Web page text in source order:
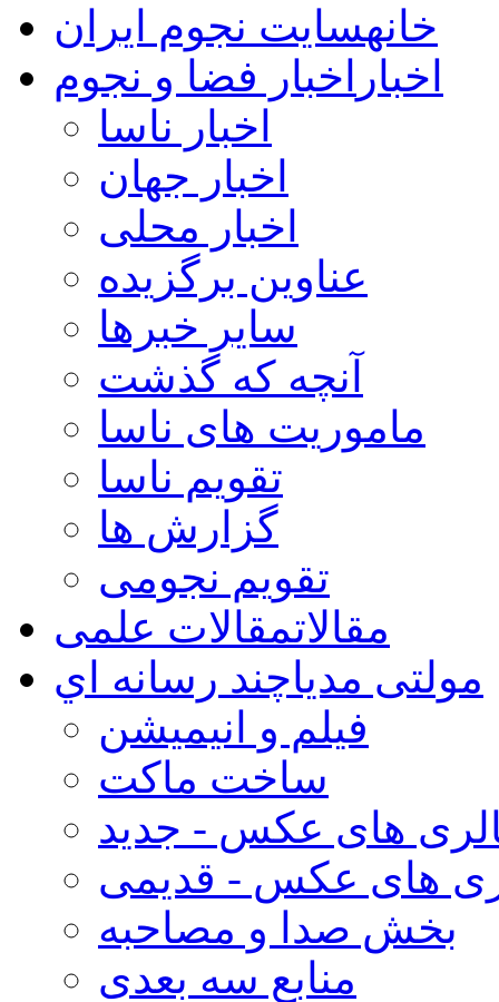
خانهسایت نجوم ایران
اخبار اخبار فضا و نجوم
اخبار ناسا
اخبار جهان
اخبار محلی
عناوین برگزیده
سایر خبرها
آنچه که گذشت
ماموریت های ناسا
تقویم ناسا
گزارش ها
تقویم نجومی
مقالاتمقالات علمی
مولتی مدیاچند رسانه اي
فیلم و انیمیشن
ساخت ماکت
های عکس - جدید
های عکس - قدیمی
بخش صدا و مصاحبه
منابع سه بعدی